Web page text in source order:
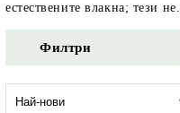
естествените влакна; тези не.
Филтри